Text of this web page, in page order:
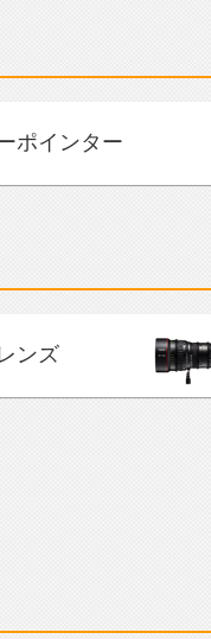
ポインター
ンズ